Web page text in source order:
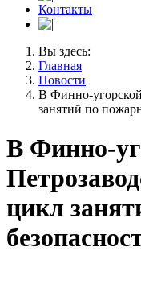
Контакты
Вы здесь:
Главная
Новости
В Финно-угорской
занятий по
В Финно-
цикл